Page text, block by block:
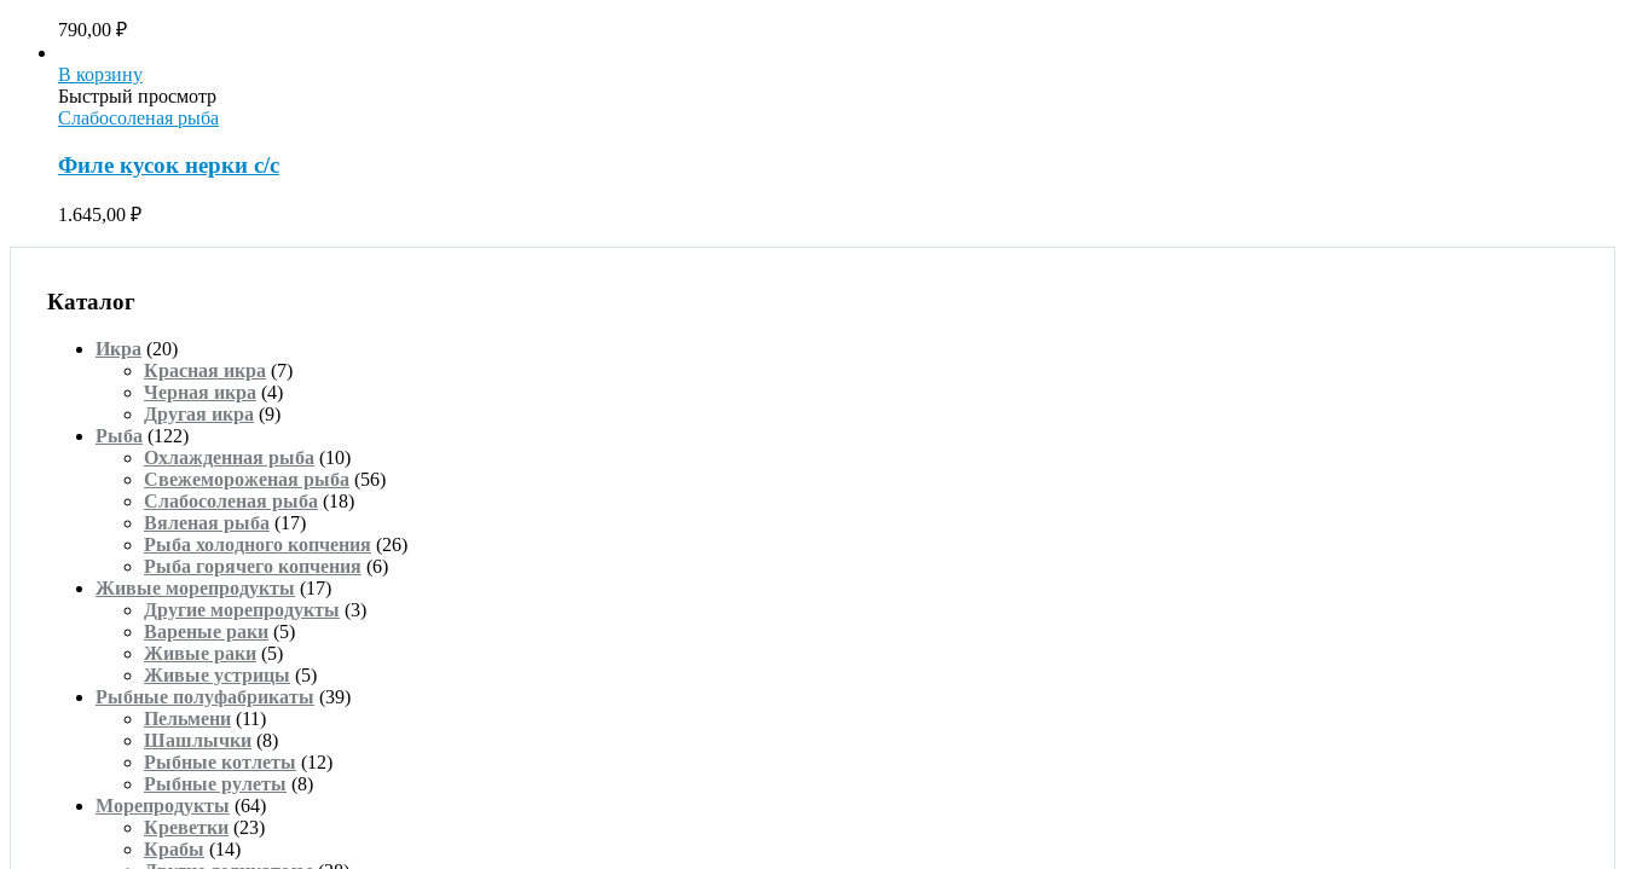
790,00 ₽
В корзину
Быстрый просмотр
Слабосоленая рыба
Филе кусок нерки с/с
1.645,00 ₽
Каталог
Икра (20)
Красная икра (7)
Черная икра (4)
Другая икра (9)
Рыба (122)
Охлажденная рыба (10)
Свежемороженая рыба (56)
Слабосоленая рыба (18)
Вяленая рыба (17)
Рыба холодного копчения (26)
Рыба горячего копчения (6)
Живые морепродукты (17)
Другие морепродукты (3)
Вареные раки (5)
Живые раки (5)
Живые устрицы (5)
Рыбные полуфабрикаты (39)
Пельмени (11)
Шашлычки (8)
Рыбные котлеты (12)
Рыбные рулеты (8)
Морепродукты (64)
Креветки (23)
Крабы (14)